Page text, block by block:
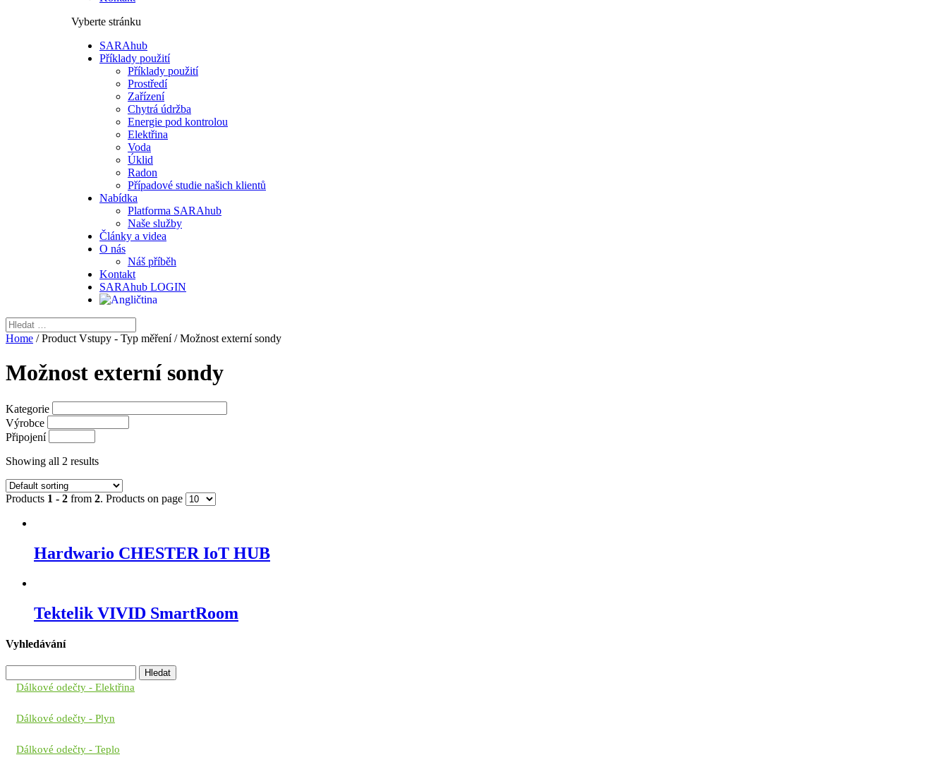
Vyberte stránku
SARAhub
Příklady použití
Příklady použití
Prostředí
Zařízení
Chytrá údržba
Energie pod kontrolou
Elektřina
Voda
Úklid
Radon
Případové studie našich klientů
Nabídka
Platforma SARAhub
Naše služby
Články a videa
O nás
Náš příběh
Kontakt
SARAhub LOGIN
Home / Product Vstupy - Typ měření / Možnost externí sondy
Možnost externí sondy
Kategorie
Výrobce
Připojení
Showing all 2 results
Products 1 - 2 from 2. Products on page
Hardwario CHESTER IoT HUB
Tektelik VIVID SmartRoom
Vyhledávání
Dálkové odečty - Elektřina
Dálkové odečty - Plyn
Dálkové odečty - Teplo